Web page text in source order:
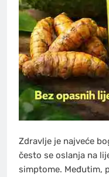
Zdravlje je najveće
često se oslanja na
simptome. Međutim,